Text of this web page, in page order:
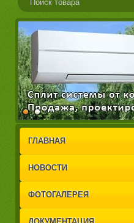
1
2
ГЛАВНАЯ
НОВОСТИ
ФОТОГАЛЕРЕЯ